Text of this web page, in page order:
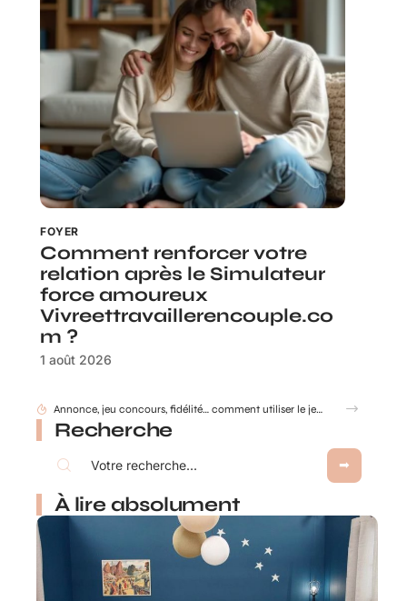
FOYER
Comment renforcer votre
relation après le Simulateur
force amoureux
Vivreettravaillerencouple.co
m ?
1 août 2026
Annonce, jeu concours, fidélité… comment utiliser le jeu à gratter personnalisé ?
Recherche
À lire absolument